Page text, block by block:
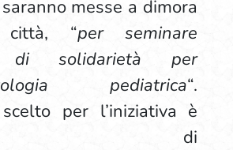
messe a dimora
“per seminare
di solidarietà per
pediatrica“.
scelto per l’iniziativa è
di